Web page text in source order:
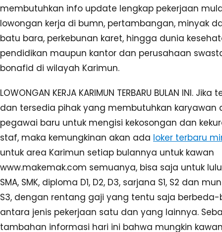
membutuhkan info update lengkap pekerjaan
lowongan kerja di bumn, pertambangan, minyak
batu bara, perkebunan karet, hingga dunia
pendidikan maupun kantor dan perusahaan
bonafid di wilayah Karimun.
LOWONGAN KERJA KARIMUN TERBARU BULAN INI.
dan tersedia pihak yang membutuhkan karyawan
pegawai baru untuk mengisi kekosongan dan
staf, maka kemungkinan akan ada loker terbaru
untuk area Karimun setiap bulannya untuk kawan
www.makemak.com semuanya, bisa saja untuk
SMA, SMK, diploma D1, D2, D3, sarjana S1, S2 dan
S3, dengan rentang gaji yang tentu saja
antara jenis pekerjaan satu dan yang lainnya.
tambahan informasi hari ini bahwa mungkin